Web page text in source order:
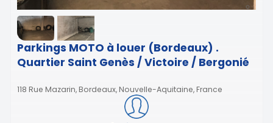
Parkings MOTO à louer (Bordeaux) .
Quartier Saint Genès / Victoire / Bergonié
118 Rue Mazarin, Bordeaux, Nouvelle-Aquitaine, France